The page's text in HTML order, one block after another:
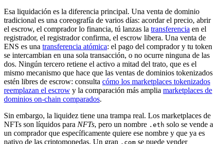
Esa liquidación es la diferencia principal. Una venta de dominio
tradicional es una coreografía de varios días: acordar el precio, abrir
el escrow, el comprador lo financia, tú lanzas la transferencia en el
registrador, el registrador confirma, el escrow libera. Una venta de
ENS es una transferencia atómica: el pago del comprador y tu token
se intercambian en una sola transacción, o no ocurre ninguna de las
dos. Ningún tercero retiene el activo a mitad del trato, que es el
mismo mecanismo que hace que las ventas de dominios tokenizados
estén libres de escrow: consulta cómo los marketplaces tokenizados
reemplazan el escrow y la comparación más amplia marketplaces de
dominios on-chain comparados.
Sin embargo, la liquidez tiene una trampa real. Los marketplaces de
NFTs son líquidos para NFTs, pero un nombre .eth solo se vende a
un comprador que específicamente quiere ese nombre y que ya es
nativo de las criptomonedas. Un gran .com se puede vender